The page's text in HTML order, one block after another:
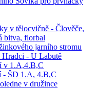
v tělocvičně - Člověče,
bitva, florbal
jarního stromu
- U Labutě
v 1.A,4.B,C
- ŠD 1.A, 4.B,C
v družince